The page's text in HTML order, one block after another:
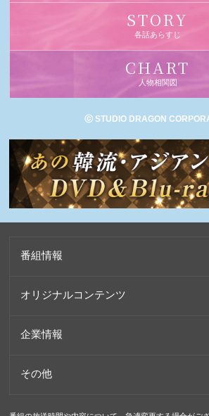
STORY
各話あらすじ
CHART
人物相関図
ⓒ STUDIO DRAGON
番組情報
オリジナルコンテンツ
企業情報
その他